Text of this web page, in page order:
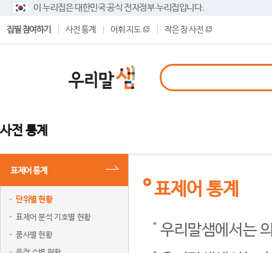
이 누리집은 대한민국 공식 전자정부 누리집입니다.
집필 참여하기 사전 통계 어휘 지도 작은 창 사전
사전 통계
표제어 통계
단위별 현황
표제어 분석 기호별 현황
품사별 현황
표제어 통계
우리말샘에서는